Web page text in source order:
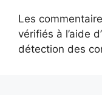
Les
vérifiés à l’aide
détection des